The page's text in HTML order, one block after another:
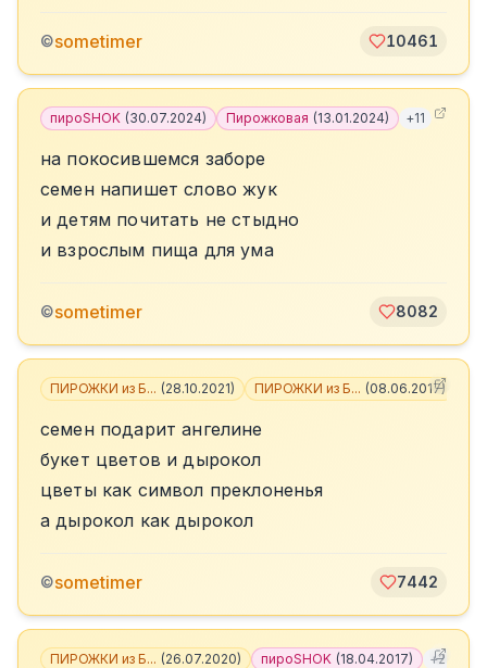
©sometimer 10461
пироSHOK (30.07.2024) Пирожковая (13.01.2024) +11
на покосившемся заборе
семен напишет слово жук
и детям почитать не стыдно
и взрослым пища для ума
©sometimer 8082
ПИРОЖКИ из Б... (28.10.2021) ПИРОЖКИ из Б... (08.06.2017)
семен подарит ангелине
букет цветов и дырокол
цветы как символ преклоненья
а дырокол как дырокол
©sometimer 7442
ПИРОЖКИ из Б... (26.07.2020) пироSHOK (18.04.2017) +2